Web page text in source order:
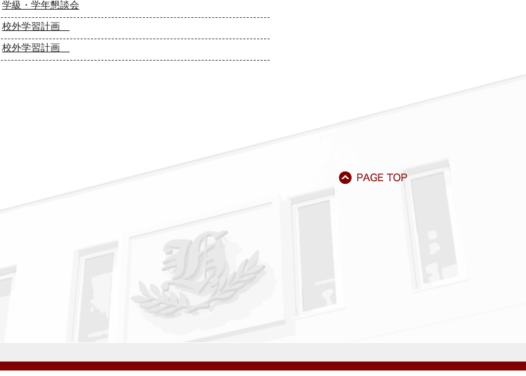
学級・学年懇談会
校外学習計画
校外学習計画